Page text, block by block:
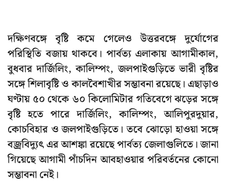
দক্ষিণবঙ্গে বৃষ্টি কমে গেলেও উত্তরবঙ্গে দুর্যোগের
পরিস্থিতি বজায় থাকবে। পার্বত্য এলাকায় আগামীকাল,
বুধবার দার্জিলিং, কালিম্পং, জলপাইগুড়িতে ভারী বৃষ্টির
সঙ্গে শিলাবৃষ্টি ও কালবৈশাখীর সম্ভাবনা রয়েছে। এছাড়াও
ঘণ্টায় ৫০ থেকে ৬০ কিলোমিটার গতিবেগে ঝড়ের সঙ্গে
বৃষ্টি হতে পারে দার্জিলিং, কালিম্পং, আলিপুরদুয়ার,
কোচবিহার ও জলপাইগুড়িতে। তবে ঝোড়ো হাওয়া সঙ্গে
বজ্রবিদ্যুৎ এর আশঙ্কা রয়েছে পার্বত্য জেলাগুলিতে। জানা
গিয়েছে আগামী পাঁচদিন আবহাওয়ার পরিবর্তনের কোনো
সম্ভাবনা নেই।